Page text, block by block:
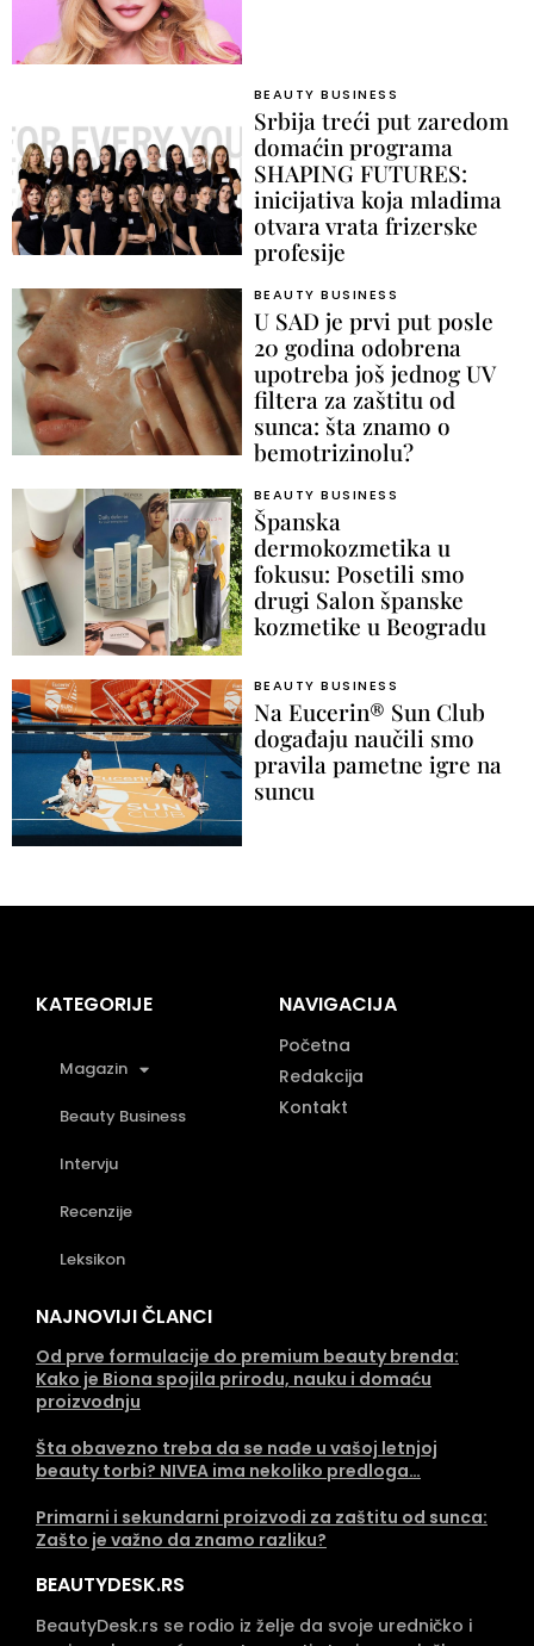
BEAUTY BUSINESS
Srbija treći put zaredom
domaćin programa
SHAPING FUTURES:
inicijativa koja mladima
otvara vrata frizerske
profesije
BEAUTY BUSINESS
U SAD je prvi put posle
20 godina odobrena
upotreba još jednog UV
filtera za zaštitu od
sunca: šta znamo o
bemotrizinolu?
BEAUTY BUSINESS
Španska
dermokozmetika u
fokusu: Posetili smo
drugi Salon španske
kozmetike u Beogradu
BEAUTY BUSINESS
Na Eucerin® Sun Club
događaju naučili smo
pravila pametne igre na
suncu
KATEGORIJE
Magazin
Beauty Business
Intervju
Recenzije
Leksikon
NAVIGACIJA
Početna
Redakcija
Kontakt
NAJNOVIJI ČLANCI
Od prve formulacije do premium beauty brenda:
Kako je Biona spojila prirodu, nauku i domaću
proizvodnju
Šta obavezno treba da se nađe u vašoj letnjoj
beauty torbi? NIVEA ima nekoliko predloga…
Primarni i sekundarni proizvodi za zaštitu od sunca:
Zašto je važno da znamo razliku?
BEAUTYDESK.RS
BeautyDesk.rs se rodio iz želje da svoje uredničko i